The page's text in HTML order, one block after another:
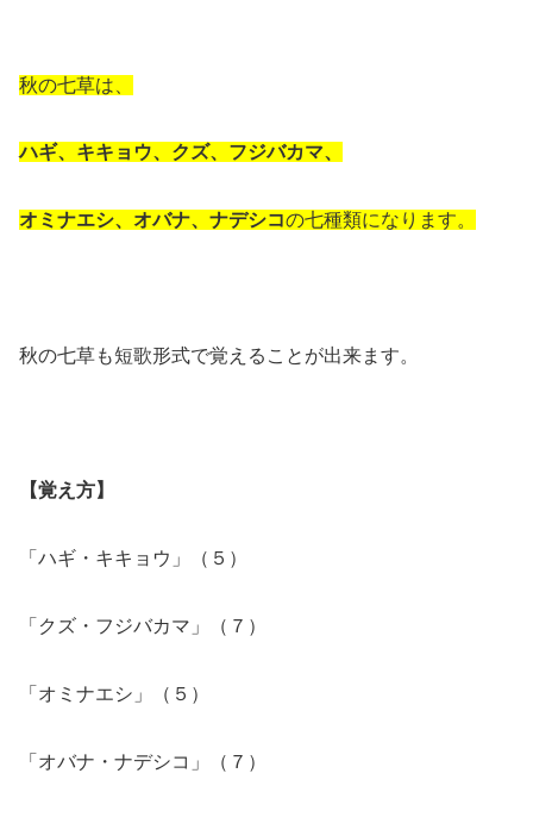
秋の七草は、
ハギ、キキョウ、クズ、フジバカマ、
オミナエシ、オバナ、ナデシコの七種類になります。
秋の七草も短歌形式で覚えることが出来ます。
【覚え方】
「ハギ・キキョウ」（５）
「クズ・フジバカマ」（７）
「オミナエシ」（５）
「オバナ・ナデシコ」（７）